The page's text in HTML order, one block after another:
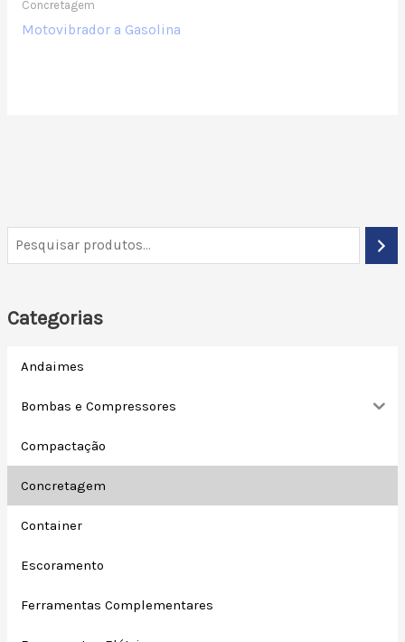
Categorias
Andaimes
Bombas e Compressores
Compactação
Concretagem
Container
Escoramento
Ferramentas Complementares
Concretagem
Motovibrador a Gasolina